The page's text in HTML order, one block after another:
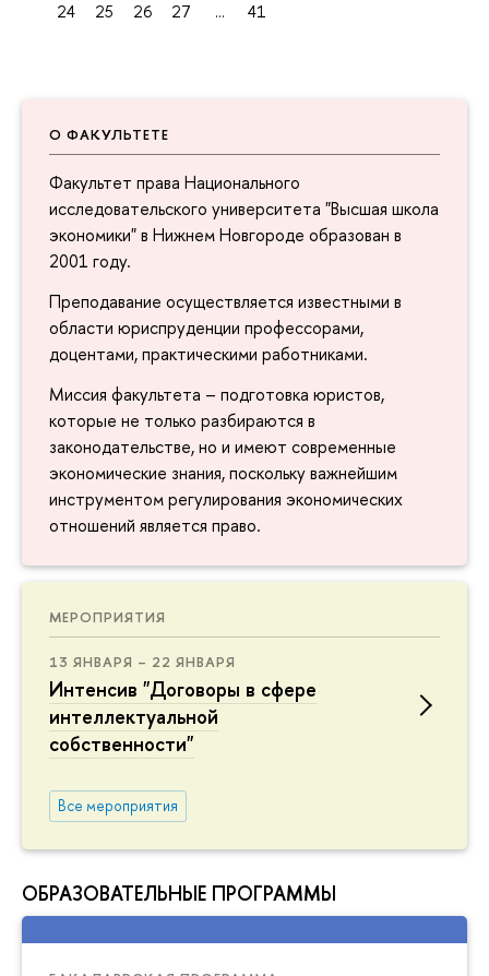
О ФАКУЛЬТЕТЕ
Факультет права Национального
исследовательского университета "Высшая школа
экономики" в Нижнем Новгороде образован в
2001 году.
Преподавание осуществляется известными в
области юриспруденции профессорами,
доцентами, практическими работниками.
Миссия факультета – подготовка юристов,
которые не только разбираются в
законодательстве, но и имеют современные
экономические знания, поскольку важнейшим
инструментом регулирования экономических
отношений является право.
МЕРОПРИЯТИЯ
13 ЯНВАРЯ – 22 ЯНВАРЯ
Интенсив "Договоры в сфере
интеллектуальной
собственности"
Все мероприятия
ОБРАЗОВАТЕЛЬНЫЕ ПРОГРАММЫ
24
25 26 27 ... 41